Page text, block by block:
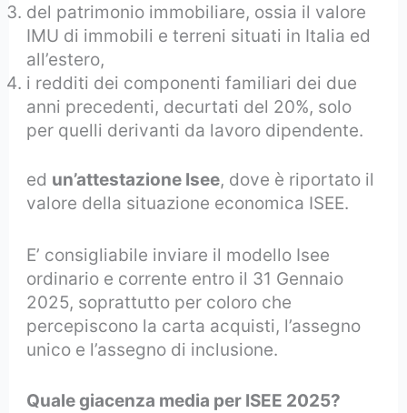
del patrimonio immobiliare, ossia il valore
IMU di immobili e terreni situati in Italia ed
all’estero,
i redditi dei componenti familiari dei due
anni precedenti, decurtati del 20%, solo
per quelli derivanti da lavoro dipendente.
ed un’attestazione Isee, dove è riportato il
valore della situazione economica ISEE.
E’ consigliabile inviare il modello Isee
ordinario e corrente entro il 31 Gennaio
2025, soprattutto per coloro che
percepiscono la carta acquisti, l’assegno
unico e l’assegno di inclusione.
Quale giacenza media per ISEE 2025?